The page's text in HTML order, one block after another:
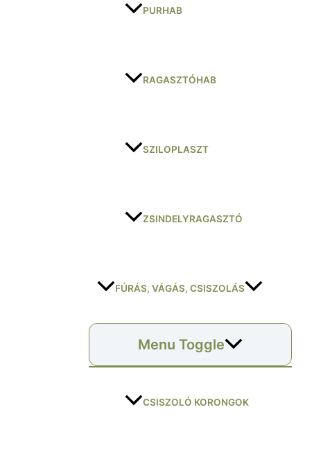
PURHAB
RAGASZTÓHAB
SZILOPLASZT
ZSINDELYRAGASZTÓ
FÚRÁS, VÁGÁS, CSISZOLÁS
Menu Toggle
CSISZOLÓ KORONGOK